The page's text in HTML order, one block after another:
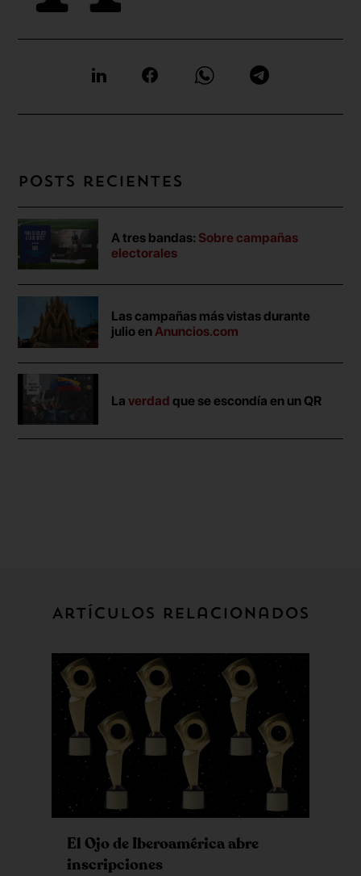
Posts recientes
A tres bandas: Sobre campañas
electorales
Las campañas más vistas durante
julio enAnuncios.com
Laverdad que se escondía en un QR
Artículos relacionados
El Ojo de Iberoamérica abre
inscripciones